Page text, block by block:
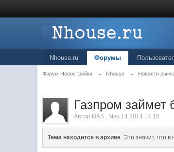
Nhouse.ru Форумы
Форум Новостройки → Nhouse → Новости
.
Газпром займет
Автор NAS , May 14 2014 14:10
Тема находится в архиве. Это значит, что в